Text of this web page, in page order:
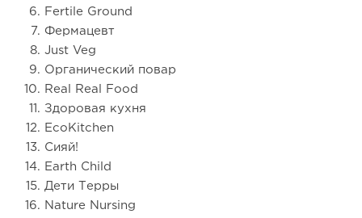
Fertile Ground
Фермацевт
Just Veg
Органический повар
Real Real Food
Здоровая кухня
EcoKitchen
Сияй!
Earth Child
Дети Терры
Nature Nursing